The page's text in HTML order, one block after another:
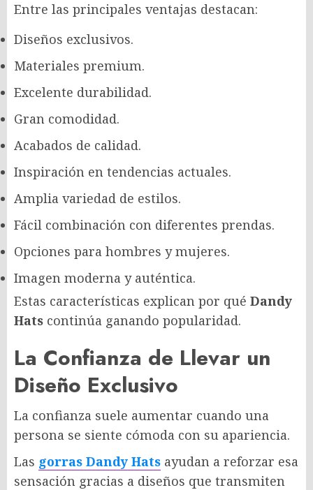
Entre las principales ventajas destacan:
Diseños exclusivos.
Materiales premium.
Excelente durabilidad.
Gran comodidad.
Acabados de calidad.
Inspiración en tendencias actuales.
Amplia variedad de estilos.
Fácil combinación con diferentes prendas.
Opciones para hombres y mujeres.
Imagen moderna y auténtica.
Estas características explican por qué Dandy
Hats continúa ganando popularidad.
La Confianza de Llevar un
Diseño Exclusivo
La confianza suele aumentar cuando una
persona se siente cómoda con su apariencia.
Las gorras Dandy Hats ayudan a reforzar esa
sensación gracias a diseños que transmiten